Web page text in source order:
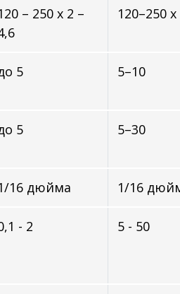
– 250 х 2 –
120–250
5 5–10
5 5–30
16 дюйма 1/16
- 2 5 - 50